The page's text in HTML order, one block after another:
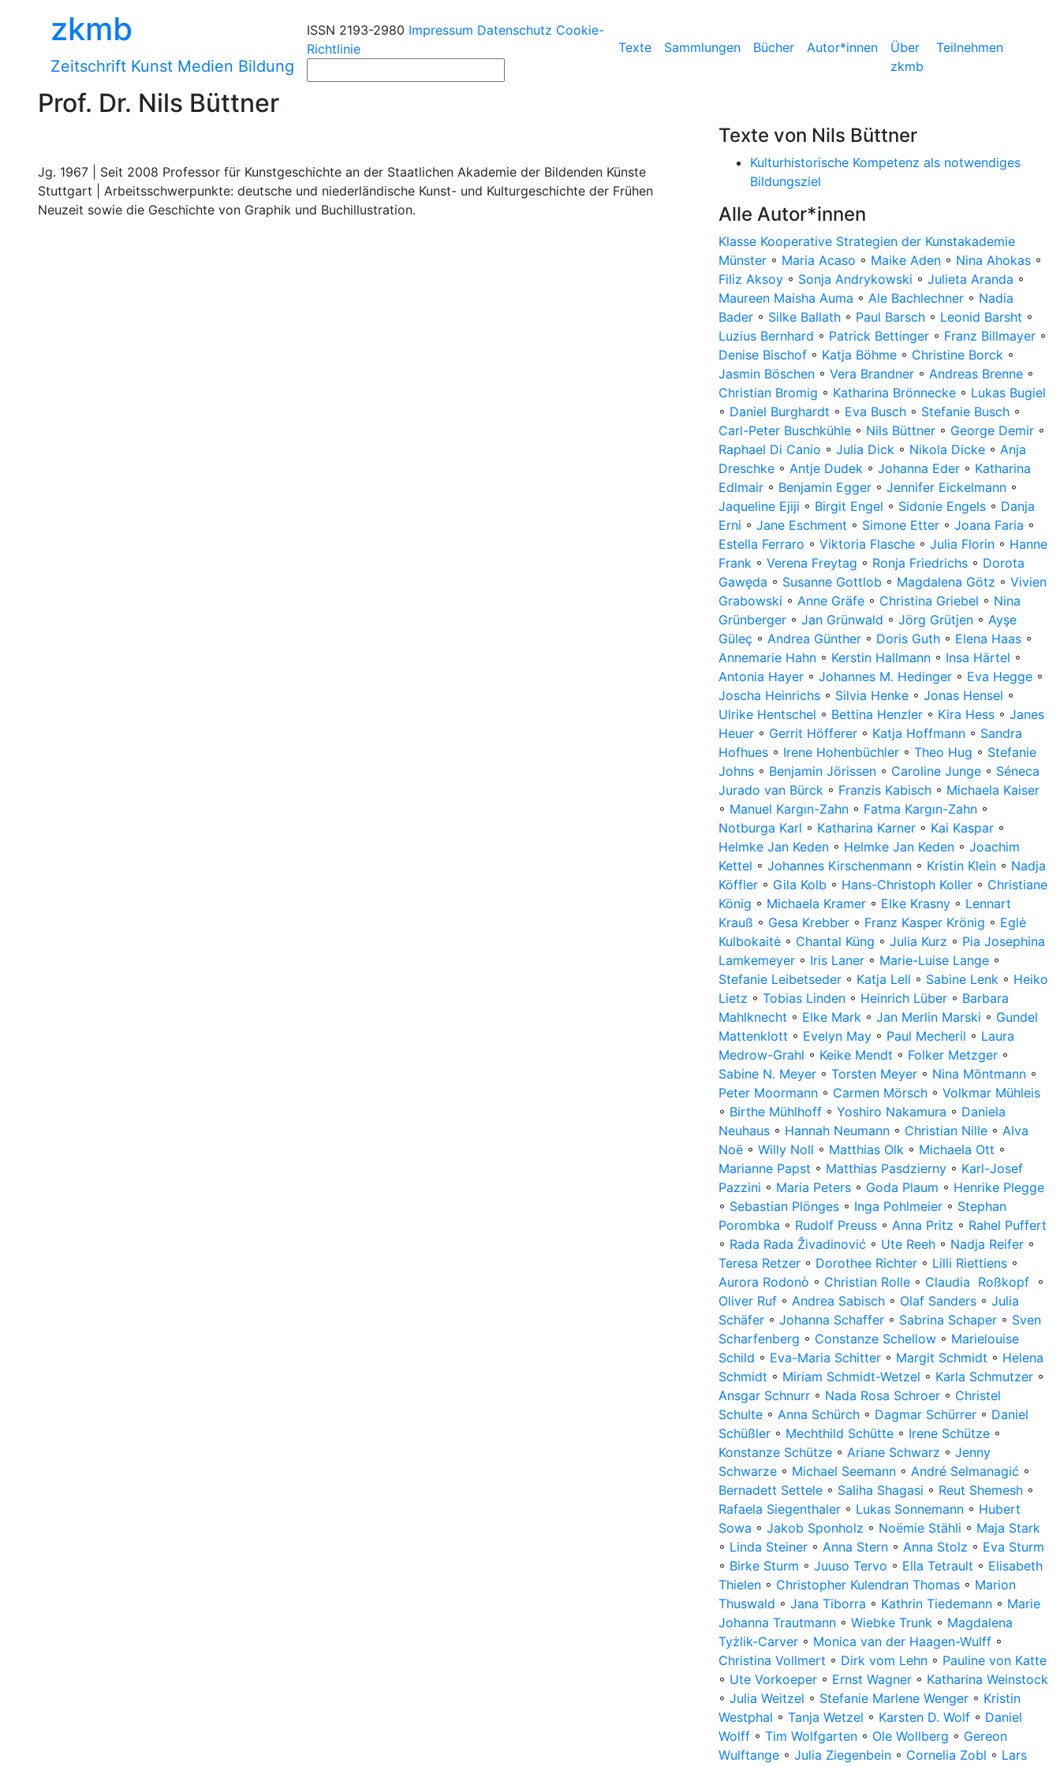
zkmb
Zeitschrift Kunst Medien Bildung
ISSN 2193-2980 Impressum Datenschutz Cookie-
Richtlinie
Texte Sammlungen Bücher Autor*innen
Über
zkmb
Teilnehmen
Prof. Dr. Nils Büttner
Jg. 1967 | Seit 2008 Professor für Kunstgeschichte an der Staatlichen Akademie der Bildenden Künste
Stuttgart | Arbeitsschwerpunkte: deutsche und niederländische Kunst- und Kulturgeschichte der Frühen
Neuzeit sowie die Geschichte von Graphik und Buchillustration.
Texte von Nils Büttner
Kulturhistorische Kompetenz als notwendiges
Bildungsziel
Alle Autor*innen
Klasse Kooperative Strategien der Kunstakademie
Münster ◦ Maria Acaso ◦ Maike Aden ◦ Nina Ahokas ◦
Filiz Aksoy ◦ Sonja Andrykowski ◦ Julieta Aranda ◦
Maureen Maisha Auma ◦ Ale Bachlechner ◦ Nadia
Bader ◦ Silke Ballath ◦ Paul Barsch ◦ Leonid Barsht ◦
Luzius Bernhard ◦ Patrick Bettinger ◦ Franz Billmayer ◦
Denise Bischof ◦ Katja Böhme ◦ Christine Borck ◦
Jasmin Böschen ◦ Vera Brandner ◦ Andreas Brenne ◦
Christian Bromig ◦ Katharina Brönnecke ◦ Lukas Bugiel
◦ Daniel Burghardt ◦ Eva Busch ◦ Stefanie Busch ◦
Carl-Peter Buschkühle ◦ Nils Büttner ◦ George Demir ◦
Raphael Di Canio ◦ Julia Dick ◦ Nikola Dicke ◦ Anja
Dreschke ◦ Antje Dudek ◦ Johanna Eder ◦ Katharina
Edlmair ◦ Benjamin Egger ◦ Jennifer Eickelmann ◦
Jaqueline Ejiji ◦ Birgit Engel ◦ Sidonie Engels ◦ Danja
Erni ◦ Jane Eschment ◦ Simone Etter ◦ Joana Faria ◦
Estella Ferraro ◦ Viktoria Flasche ◦ Julia Florin ◦ Hanne
Frank ◦ Verena Freytag ◦ Ronja Friedrichs ◦ Dorota
Gawęda ◦ Susanne Gottlob ◦ Magdalena Götz ◦ Vivien
Grabowski ◦ Anne Gräfe ◦ Christina Griebel ◦ Nina
Grünberger ◦ Jan Grünwald ◦ Jörg Grütjen ◦ Ayşe
Güleç ◦ Andrea Günther ◦ Doris Guth ◦ Elena Haas ◦
Annemarie Hahn ◦ Kerstin Hallmann ◦ Insa Härtel ◦
Antonia Hayer ◦ Johannes M. Hedinger ◦ Eva Hegge ◦
Joscha Heinrichs ◦ Silvia Henke ◦ Jonas Hensel ◦
Ulrike Hentschel ◦ Bettina Henzler ◦ Kira Hess ◦ Janes
Heuer ◦ Gerrit Höfferer ◦ Katja Hoffmann ◦ Sandra
Hofhues ◦ Irene Hohenbüchler ◦ Theo Hug ◦ Stefanie
Johns ◦ Benjamin Jörissen ◦ Caroline Junge ◦ Séneca
Jurado van Bürck ◦ Franzis Kabisch ◦ Michaela Kaiser
◦ Manuel Kargın-Zahn ◦ Fatma Kargın-Zahn ◦
Notburga Karl ◦ Katharina Karner ◦ Kai Kaspar ◦
Helmke Jan Keden ◦ Helmke Jan Keden ◦ Joachim
Kettel ◦ Johannes Kirschenmann ◦ Kristin Klein ◦ Nadja
Köffler ◦ Gila Kolb ◦ Hans-Christoph Koller ◦ Christiane
König ◦ Michaela Kramer ◦ Elke Krasny ◦ Lennart
Krauß ◦ Gesa Krebber ◦ Franz Kasper Krönig ◦ Eglė
Kulbokaitė ◦ Chantal Küng ◦ Julia Kurz ◦ Pia Josephina
Lamkemeyer ◦ Iris Laner ◦ Marie-Luise Lange ◦
Stefanie Leibetseder ◦ Katja Lell ◦ Sabine Lenk ◦ Heiko
Lietz ◦ Tobias Linden ◦ Heinrich Lüber ◦ Barbara
Mahlknecht ◦ Elke Mark ◦ Jan Merlin Marski ◦ Gundel
Mattenklott ◦ Evelyn May ◦ Paul Mecheril ◦ Laura
Medrow-Grahl ◦ Keike Mendt ◦ Folker Metzger ◦
Sabine N. Meyer ◦ Torsten Meyer ◦ Nina Möntmann ◦
Peter Moormann ◦ Carmen Mörsch ◦ Volkmar Mühleis
◦ Birthe Mühlhoff ◦ Yoshiro Nakamura ◦ Daniela
Neuhaus ◦ Hannah Neumann ◦ Christian Nille ◦ Alva
Noë ◦ Willy Noll ◦ Matthias Olk ◦ Michaela Ott ◦
Marianne Papst ◦ Matthias Pasdzierny ◦ Karl-Josef
Pazzini ◦ Maria Peters ◦ Goda Plaum ◦ Henrike Plegge
◦ Sebastian Plönges ◦ Inga Pohlmeier ◦ Stephan
Porombka ◦ Rudolf Preuss ◦ Anna Pritz ◦ Rahel Puffert
◦ Rada Rada Živadinović ◦ Ute Reeh ◦ Nadja Reifer ◦
Teresa Retzer ◦ Dorothee Richter ◦ Lilli Riettiens ◦
Aurora Rodonò ◦ Christian Rolle ◦ Claudia Roßkopf ◦
Oliver Ruf ◦ Andrea Sabisch ◦ Olaf Sanders ◦ Julia
Schäfer ◦ Johanna Schaffer ◦ Sabrina Schaper ◦ Sven
Scharfenberg ◦ Constanze Schellow ◦ Marielouise
Schild ◦ Eva-Maria Schitter ◦ Margit Schmidt ◦ Helena
Schmidt ◦ Miriam Schmidt-Wetzel ◦ Karla Schmutzer ◦
Ansgar Schnurr ◦ Nada Rosa Schroer ◦ Christel
Schulte ◦ Anna Schürch ◦ Dagmar Schürrer ◦ Daniel
Schüßler ◦ Mechthild Schütte ◦ Irene Schütze ◦
Konstanze Schütze ◦ Ariane Schwarz ◦ Jenny
Schwarze ◦ Michael Seemann ◦ André Selmanagić ◦
Bernadett Settele ◦ Saliha Shagasi ◦ Reut Shemesh ◦
Rafaela Siegenthaler ◦ Lukas Sonnemann ◦ Hubert
Sowa ◦ Jakob Sponholz ◦ Noëmie Stähli ◦ Maja Stark
◦ Linda Steiner ◦ Anna Stern ◦ Anna Stolz ◦ Eva Sturm
◦ Birke Sturm ◦ Juuso Tervo ◦ Ella Tetrault ◦ Elisabeth
Thielen ◦ Christopher Kulendran Thomas ◦ Marion
Thuswald ◦ Jana Tiborra ◦ Kathrin Tiedemann ◦ Marie
Johanna Trautmann ◦ Wiebke Trunk ◦ Magdalena
Tyżlik-Carver ◦ Monica van der Haagen-Wulff ◦
Christina Vollmert ◦ Dirk vom Lehn ◦ Pauline von Katte
◦ Ute Vorkoeper ◦ Ernst Wagner ◦ Katharina Weinstock
◦ Julia Weitzel ◦ Stefanie Marlene Wenger ◦ Kristin
Westphal ◦ Tanja Wetzel ◦ Karsten D. Wolf ◦ Daniel
Wolff ◦ Tim Wolfgarten ◦ Ole Wollberg ◦ Gereon
Wulftange ◦ Julia Ziegenbein ◦ Cornelia Zobl ◦ Lars